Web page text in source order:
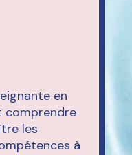
en
comprendre
les
à